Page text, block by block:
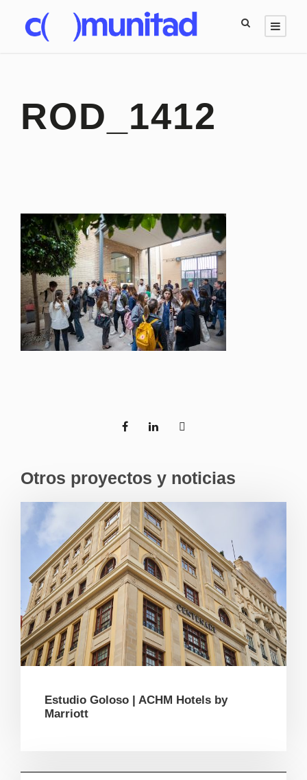
ROD_1412
Otros proyectos y noticias
Estudio Goloso | ACHM Hotels by
Marriott